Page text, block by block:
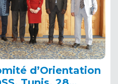
d’Orientation